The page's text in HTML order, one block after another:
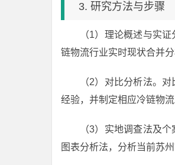
3. 研究方法与步骤
（1）理论概述与实
链物流行业实时现状合并分
（2）对比分析法。
经验，并制定相应冷链物
（3）实地调查法及
图表分析法，分析当前苏